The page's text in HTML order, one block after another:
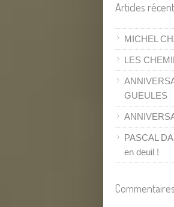
Articles
MICHEL
LES
GUEULES
PASCAL
en deuil !